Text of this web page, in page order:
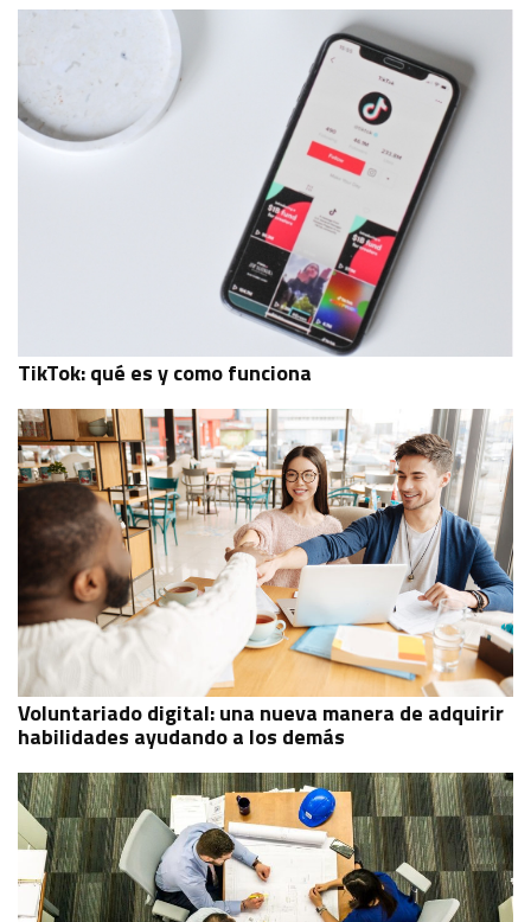
TikTok: qué es y como funciona
Voluntariado digital: una nueva manera de adquirir
habilidades ayudando a los demás